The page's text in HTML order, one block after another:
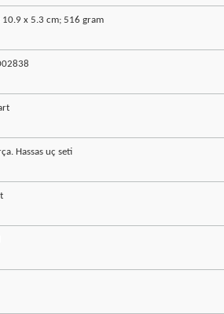
10.9 x 5.3 cm; 516 gram
Hassas uç seti